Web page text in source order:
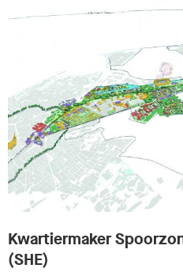
Kwartiermaker
(SHE)